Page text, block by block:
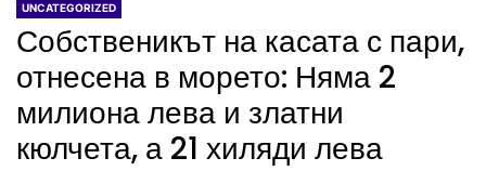
UNCATEGORIZED
Собственикът на касата с пари,
отнесена в морето: Няма 2
милиона лева и златни
кюлчета, а 21 хиляди лева